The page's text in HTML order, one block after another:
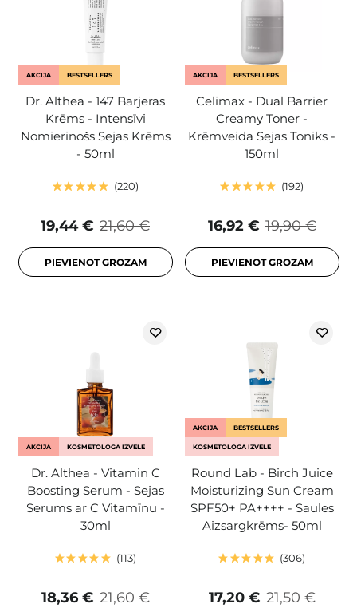
AKCIJA BESTSELLERS
Dr. Althea - 147 Barjeras
Krēms - Intensīvi
Nomierinošs Sejas Krēms
- 50ml
220
21,60 €
19,44 €
PIEVIENOT GROZAM
AKCIJA BESTSELLERS
Celimax - Dual Barrier
Creamy Toner -
Krēmveida Sejas Toniks -
150ml
192
19,90 €
16,92 €
PIEVIENOT GROZAM
AKCIJA KOSMETOLOGA IZVĒLE
Dr. Althea - Vitamin C
Boosting Serum - Sejas
Serums ar C Vitamīnu -
30ml
113
21,60 €
18,36 €
AKCIJA BESTSELLERS
KOSMETOLOGA IZVĒLE
Round Lab - Birch Juice
Moisturizing Sun Cream
SPF50+ PA++++ - Saules
Aizsargkrēms- 50ml
306
21,50 €
17,20 €